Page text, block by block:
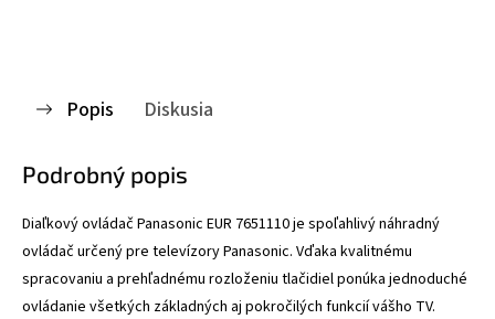
Popis Diskusia
Podrobný popis
Diaľkový ovládač Panasonic EUR 7651110 je spoľahlivý náhradný
ovládač určený pre televízory Panasonic. Vďaka kvalitnému
spracovaniu a prehľadnému rozloženiu tlačidiel ponúka jednoduché
ovládanie všetkých základných aj pokročilých funkcií vášho TV.